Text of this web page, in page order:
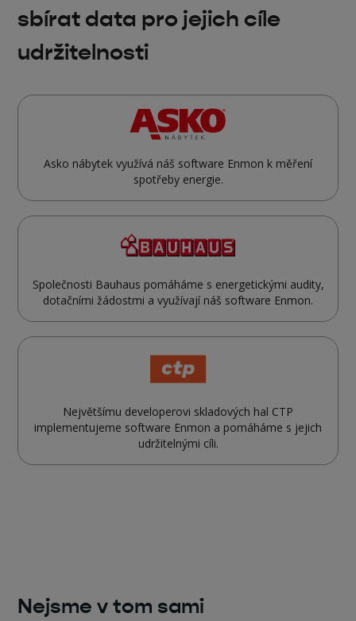
sbírat data pro jejich cíle
udržitelnosti
Asko nábytek využívá náš software Enmon k měření
spotřeby energie.
Společnosti Bauhaus pomáháme s energetickými audity,
dotačními žádostmi a využívají náš software Enmon.
Největšímu developerovi skladových hal CTP
implementujeme software Enmon a pomáháme s jejich
udržitelnými cíli.
Nejsme v tom sami